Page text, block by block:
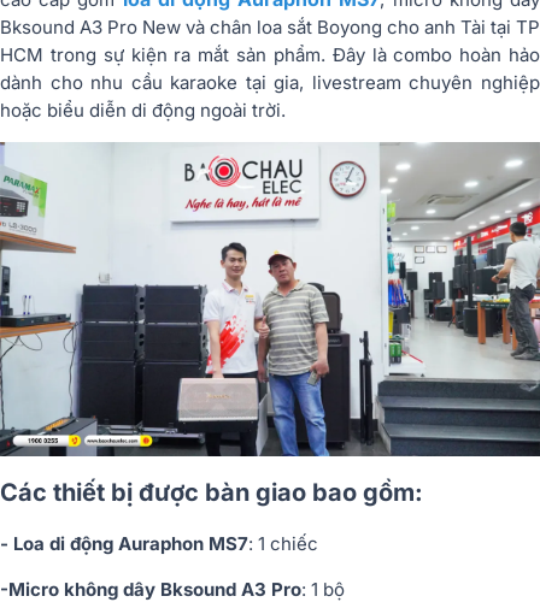
Bksound A3 Pro New và chân loa sắt Boyong cho anh Tài tại TP
HCM trong sự kiện ra mắt sản phẩm. Đây là combo hoàn hảo
dành cho nhu cầu karaoke tại gia, livestream chuyên nghiệp
hoặc biểu diễn di động ngoài trời.
Các thiết bị được bàn giao bao gồm:
- Loa di động Auraphon MS7: 1 chiếc
-Micro không dây Bksound A3 Pro: 1 bộ